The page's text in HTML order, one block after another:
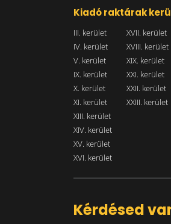
Kiadó raktárak
III. kerület
IV. kerület
V. kerület
IX. kerület
X. kerület
XI. kerület
XIII. kerület
XIV. kerület
XV. kerület
XVI. kerület
XVII. kerület
XVIII. kerület
XIX. kerület
XXI. kerület
XXII. kerület
XXIII. kerület
Kérdésed